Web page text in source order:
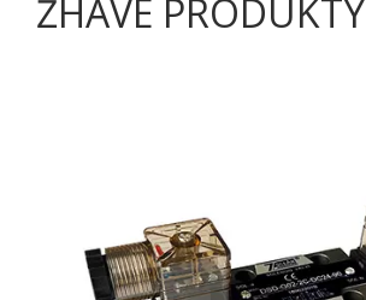
ŽHAVÉ PRODUKTY